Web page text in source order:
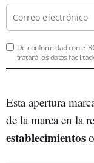
De conformidad con el
tratará los datos
Esta apertura
de la marca en la
establecimientos